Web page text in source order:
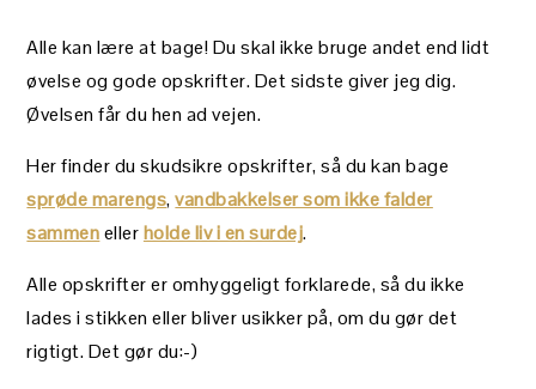
Alle kan lære at bage! Du skal ikke bruge andet end lidt
øvelse og gode opskrifter. Det sidste giver jeg dig.
Øvelsen får du hen ad vejen.
Her finder du skudsikre opskrifter, så du kan bage
sprøde marengs,vandbakkelser som ikke falder
sammenellerholde liv i en surdej.
Alle opskrifter er omhyggeligt forklarede, så du ikke
lades i stikken eller bliver usikker på, om du gør det
rigtigt. Det gør du:-)